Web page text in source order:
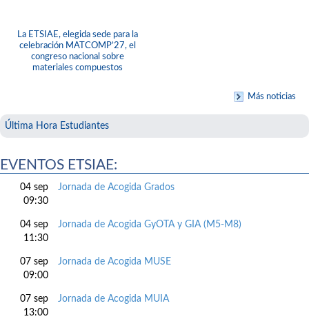
La ETSIAE, elegida sede para la
celebración MATCOMP’27, el
congreso nacional sobre
materiales compuestos
Más noticias
Última Hora Estudiantes
EVENTOS ETSIAE:
04 sep
09:30
Jornada de Acogida Grados
04 sep
11:30
Jornada de Acogida GyOTA y GIA (M5-M8)
07 sep
09:00
Jornada de Acogida MUSE
07 sep
13:00
Jornada de Acogida MUIA